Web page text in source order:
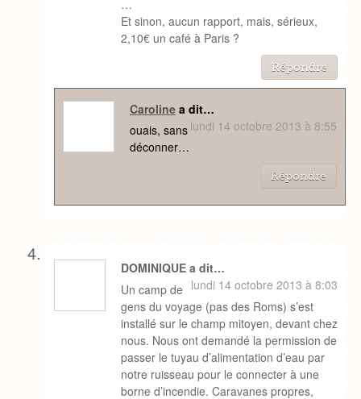
…
Et sinon, aucun rapport, mais, sérieux,
2,10€ un café à Paris ?
Répondre
Carolinea dit…
lundi 14 octobre 2013 à 8:55
ouais, sans
déconner…
Répondre
DOMINIQUE a dit…
lundi 14 octobre 2013 à 8:03
Un camp de
gens du voyage (pas des Roms) s’est
installé sur le champ mitoyen, devant chez
nous. Nous ont demandé la permission de
passer le tuyau d’alimentation d’eau par
notre ruisseau pour le connecter à une
borne d’incendie. Caravanes propres,